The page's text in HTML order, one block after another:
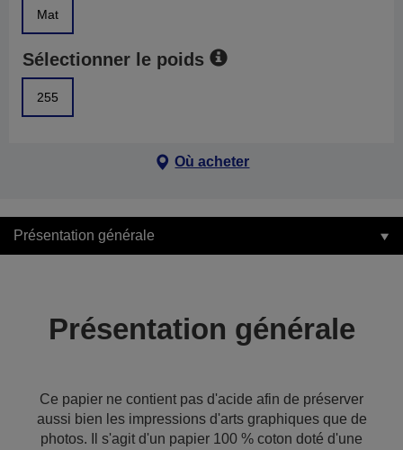
Mat
Sélectionner le poids
255
Où acheter
Présentation générale
Présentation générale
Ce papier ne contient pas d'acide afin de préserver
aussi bien les impressions d'arts graphiques que de
photos. Il s'agit d'un papier 100 % coton doté d'une